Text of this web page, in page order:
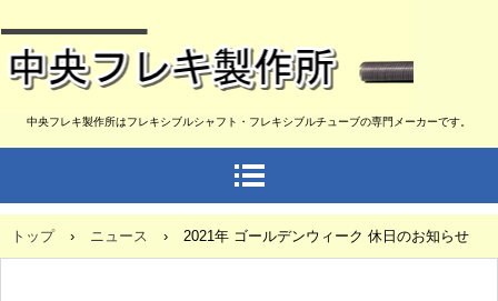
中央フレキ製作所はフレキシブルシャフト・フレキシブルチューブの専門メーカーです。
トップ › ニュース › 2021年 ゴールデンウィーク 休日のお知らせ